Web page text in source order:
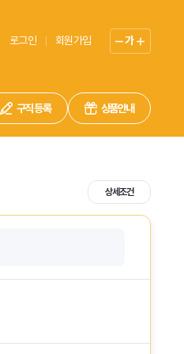
로그인 회원가입 가
구직 등록 상품안내
상세조건